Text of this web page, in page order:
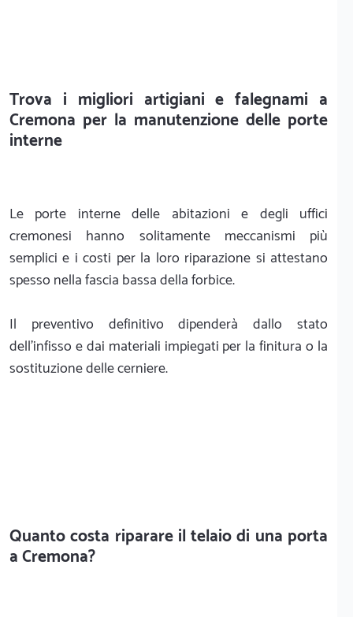
Trova i migliori artigiani e falegnami a
Cremona per la manutenzione delle porte
interne
Le porte interne delle abitazioni e degli uffici
cremonesi hanno solitamente meccanismi più
semplici e i costi per la loro riparazione si attestano
spesso nella fascia bassa della forbice.
Il preventivo definitivo dipenderà dallo stato
dell'infisso e dai materiali impiegati per la finitura o la
sostituzione delle cerniere.
Quanto costa riparare il telaio di una porta
a Cremona?